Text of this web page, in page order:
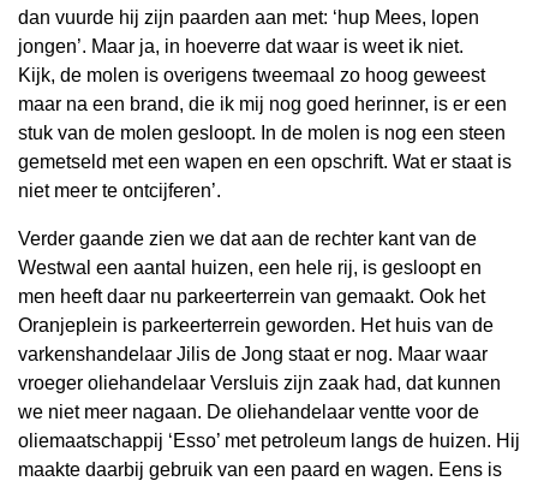
dan vuurde hij zijn paarden aan met: ‘hup Mees, lopen
jongen’. Maar ja, in hoeverre dat waar is weet ik niet.
Kijk, de molen is overigens tweemaal zo hoog geweest
maar na een brand, die ik mij nog goed herinner, is er een
stuk van de molen gesloopt. In de molen is nog een steen
gemetseld met een wapen en een opschrift. Wat er staat is
niet meer te ontcijferen’.
Verder gaande zien we dat aan de rechter kant van de
Westwal een aantal huizen, een hele rij, is gesloopt en
men heeft daar nu parkeerterrein van gemaakt. Ook het
Oranjeplein is parkeerterrein geworden. Het huis van de
varkenshandelaar Jilis de Jong staat er nog. Maar waar
vroeger oliehandelaar Versluis zijn zaak had, dat kunnen
we niet meer nagaan. De oliehandelaar ventte voor de
oliemaatschappij ‘Esso’ met petroleum langs de huizen. Hij
maakte daarbij gebruik van een paard en wagen. Eens is